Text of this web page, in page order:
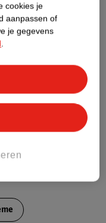
geen Nature
cookies je
aanpassen of
je gegevens
.